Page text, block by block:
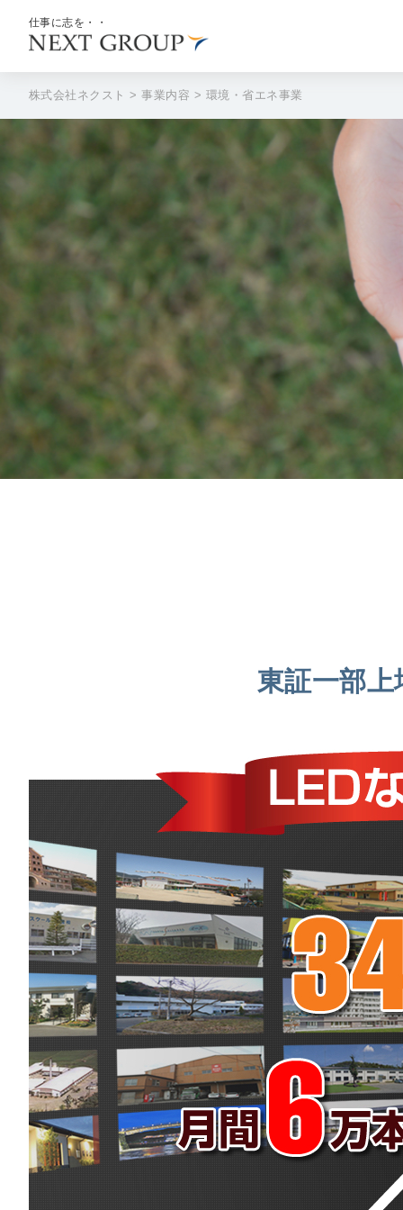
仕事に志を・・
株式会社ネクスト >事業内容 > 環境・省エネ事業
東証一部